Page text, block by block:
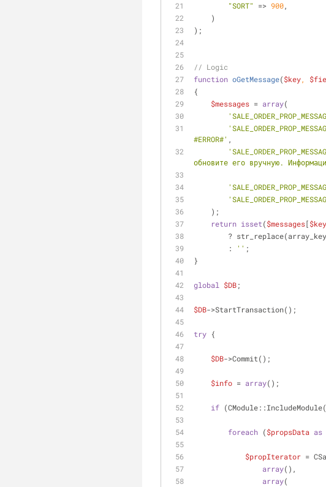
"SORT"
=> 900,
    )
);
// Logic
function oGetMessage($key,
{
$messages = array(
#ERROR#' ,
обновите его вручную.
    );
return isset($messages[$key
?
        :
'' ;
}
global $DB;
$DB->StartTransaction();
try {
$DB->Commit();
$info = array();
if (CModule::IncludeModule(
foreach ($propsData as
$propIterator =
array(),
array(